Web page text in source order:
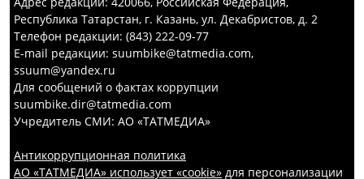
Республика Татарстан, г. Казань, ул. Декабристов, д. 2
Телефон редакции: (843) 222-09-77
E-mail редакции: suumbike@tatmedia.com,
ssuum@yandex.ru
Для сообщений о фактах коррупции
suumbike.dir@tatmedia.com
Учредитель СМИ: АО «ТАТМЕДИА»
Антикоррупционная политика
АО «ТАТМЕДИА» использует «cookie» для персонализации